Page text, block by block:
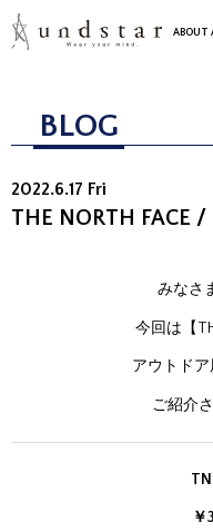
ABOUT
BLOG
2022.6.17 Fri
THE NORTH FACE /
みなさ
今回は【
アウトド
ご紹介